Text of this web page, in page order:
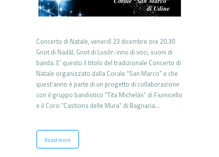
Concerto di Natale, venerdì 23 dicembre ore 20.30
Gnot di Nadâl, Gnot di Lusôr: inno di voci, suoni di
banda. E’ questo il titolo del tradizionale Concerto di
Natale organizzato dalla Corale “San Marco” e che
quest’anno è parte di un progetto di collaborazione
con il gruppo bandistico “Tita Michelás” di Fiumicello
e il Coro “Castions delle Mura” di Bagnaria…
Read more